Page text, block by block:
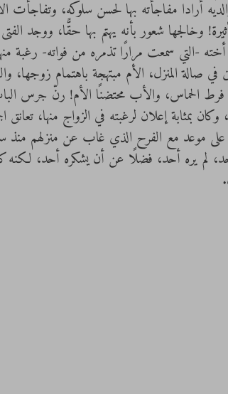
أرادا مفاجأته بها لحسن سلوكه، وتفاجأت
وخالجها شعور بأنه يهتم بها حقًّا، ووجد
-التي سمعت مرارًا تذمره من فواته- رغبة
المنزل، الأم مبتهجة باهتمام زوجها،
فرط الحماس، والأب محتضنًا الأم! رنّ جرس
بمثابة إعلان لرغبته في الزواج منها،
على موعد مع الفرح الذي غاب عن منزلهم
لم يره أحد، فضلًا عن أن يشكره أحد، لكنه